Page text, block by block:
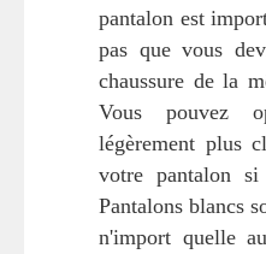
pantalon est
pas que vous
chaussure de la
Vous pouvez
légèrement plus
votre pantalon
Pantalons blancs
n'import quelle